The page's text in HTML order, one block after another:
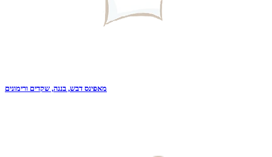
מאפינס דבש, בננה, שקדים ורימונים